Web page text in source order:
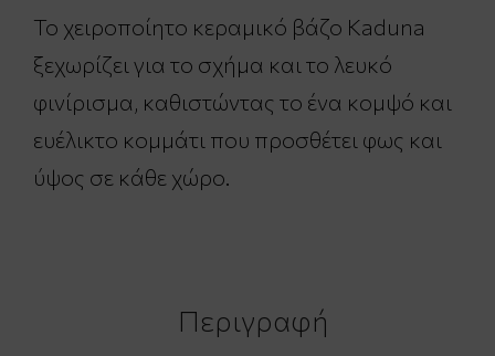
Το χειροποίητο κεραμικό βάζο Kaduna
ξεχωρίζει για το σχήμα και το λευκό
φινίρισμα, καθιστώντας το ένα κομψό και
ευέλικτο κομμάτι που προσθέτει φως και
ύψος σε κάθε χώρο.
Περιγραφή